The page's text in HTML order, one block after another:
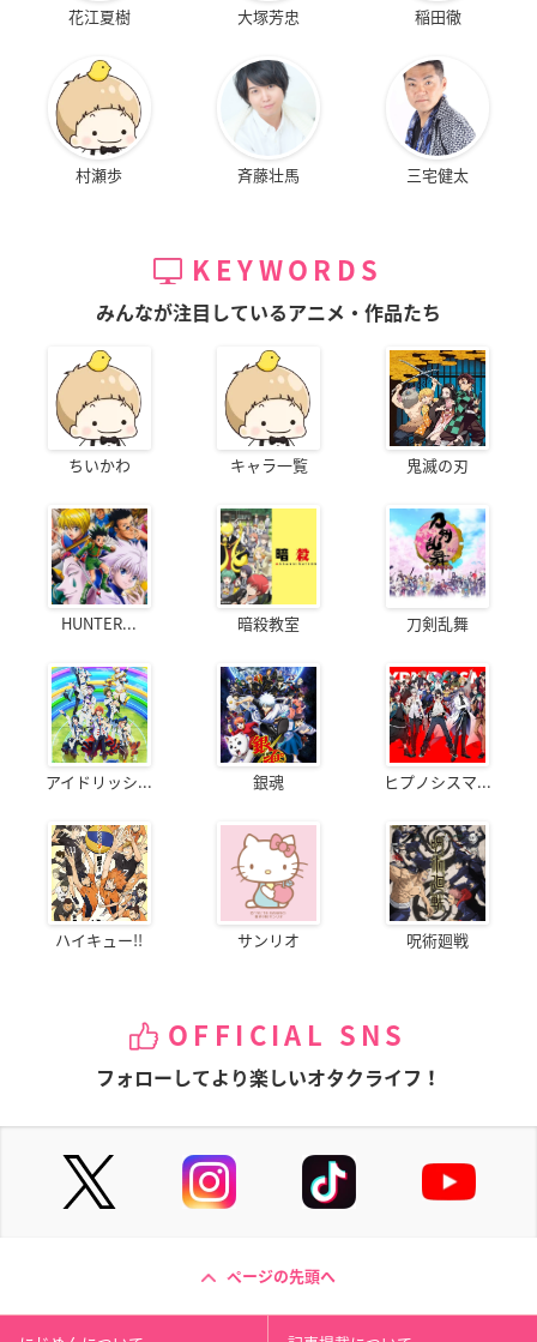
花江夏樹 大塚芳忠 稲田徹
村瀬歩 斉藤壮馬 三宅健太
KEYWORDS
みんなが注目しているアニメ・作品たち
ちいかわ キャラ一覧 鬼滅の刃
HUNTER... 暗殺教室 刀剣乱舞
アイドリッシ... 銀魂 ヒプノシスマ...
ハイキュー!! サンリオ 呪術廻戦
OFFICIAL SNS
フォローしてより楽しいオタクライフ！
ページの先頭へ